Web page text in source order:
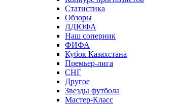
Статистика
Обзоры
ЛДЮФА
Наш соперник
ФИФА
Кубок Казахстана
Премьер-лига
СНГ
Другое
Звезды футбола
Мастер-Класс